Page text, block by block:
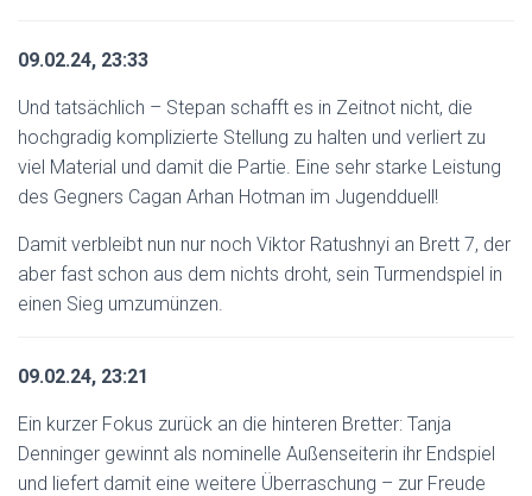
09.02.24, 23:33
Und tatsächlich – Stepan schafft es in Zeitnot nicht, die
hochgradig komplizierte Stellung zu halten und verliert zu
viel Material und damit die Partie. Eine sehr starke Leistung
des Gegners Cagan Arhan Hotman im Jugendduell!
Damit verbleibt nun nur noch Viktor Ratushnyi an Brett 7, der
aber fast schon aus dem nichts droht, sein Turmendspiel in
einen Sieg umzumünzen.
09.02.24, 23:21
Ein kurzer Fokus zurück an die hinteren Bretter: Tanja
Denninger gewinnt als nominelle Außenseiterin ihr Endspiel
und liefert damit eine weitere Überraschung – zur Freude